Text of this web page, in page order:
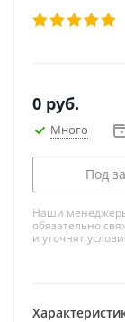
0 руб.
Много
Под
Наши
обязательно
и уточнят